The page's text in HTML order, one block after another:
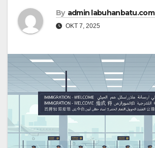
By admin labuhanbatu.com
OKT 7, 2025